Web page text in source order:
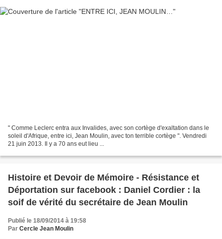
" Comme Leclerc entra aux Invalides, avec son cortège d'exaltation dans le
soleil d'Afrique, entre ici, Jean Moulin, avec ton terrible cortège ". Vendredi
21 juin 2013. Il y a 70 ans eut lieu ...
Histoire et Devoir de Mémoire - Résistance et
Déportation sur facebook : Daniel Cordier : la
soif de vérité du secrétaire de Jean Moulin
Publié le 18/09/2014 à 19:58
Par Cercle Jean Moulin